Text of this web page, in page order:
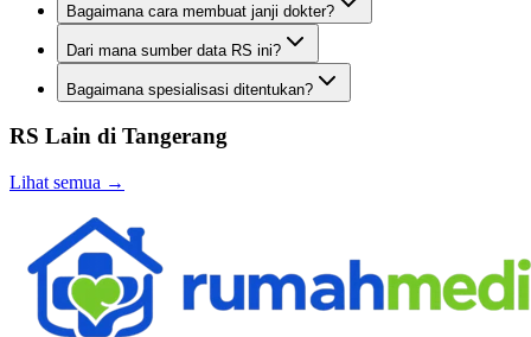
Bagaimana cara membuat janji dokter?
Dari mana sumber data RS ini?
Bagaimana spesialisasi ditentukan?
RS Lain di Tangerang
Lihat semua →